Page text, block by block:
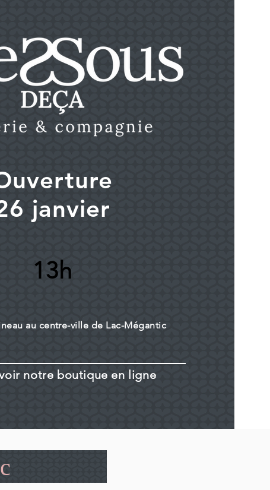
janvier
13h
au centre-ville de Lac-Mégantic
voir notre boutique en ligne